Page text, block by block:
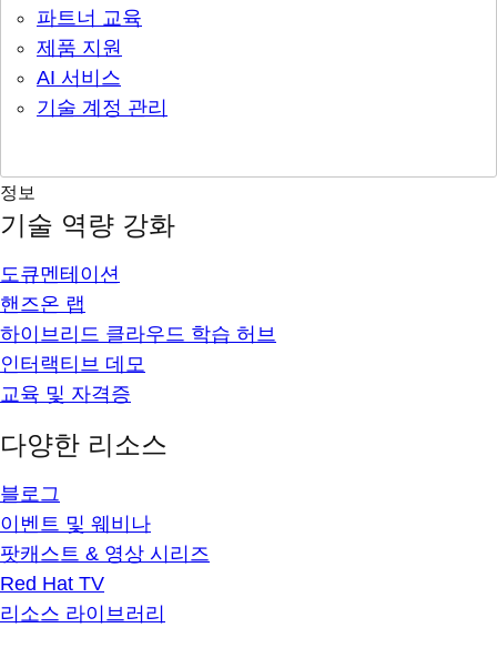
파트너 교육
제품 지원
AI 서비스
기술 계정 관리
정보
기술 역량 강화
도큐멘테이션
핸즈온 랩
하이브리드 클라우드 학습 허브
인터랙티브 데모
교육 및 자격증
다양한 리소스
블로그
이벤트 및 웨비나
팟캐스트 & 영상 시리즈
Red Hat TV
리소스 라이브러리